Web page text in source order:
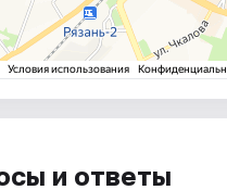
и ответы